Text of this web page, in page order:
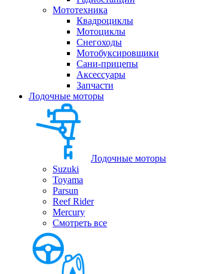
Мототехника
Квадроциклы
Мотоциклы
Снегоходы
Мотобуксировщики
Сани-прицепы
Аксессуары
Запчасти
Лодочные моторы
Лодочные моторы
Suzuki
Toyama
Parsun
Reef Rider
Mercury
Смотреть все